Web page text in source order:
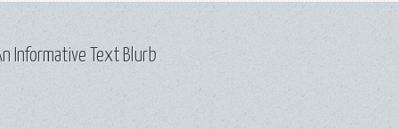
Informative Text Blurb